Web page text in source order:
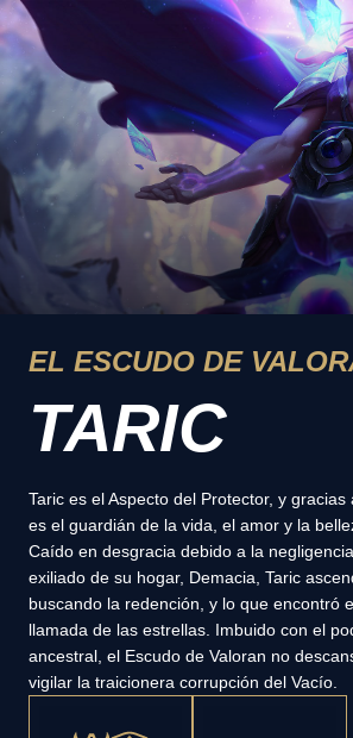
EL ESCUDO DE
TARIC
Taric es el Aspecto del Protector, y
es el guardián de la vida, el amor y la
Caído en desgracia debido a la
exiliado de su hogar, Demacia, Taric
buscando la redención, y lo que encontró
llamada de las estrellas. Imbuido con el
ancestral, el Escudo de Valoran no
vigilar la traicionera corrupción del Vacío.